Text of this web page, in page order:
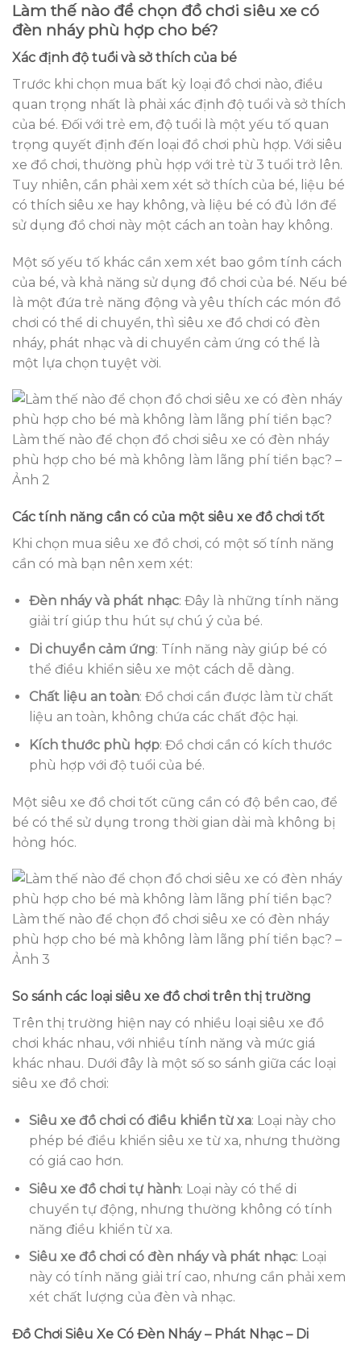
Làm thế nào để chọn đồ chơi siêu xe có
đèn nháy phù hợp cho bé?
Xác định độ tuổi và sở thích của bé
Trước khi chọn mua bất kỳ loại đồ chơi nào, điều
quan trọng nhất là phải xác định độ tuổi và sở thích
của bé. Đối với trẻ em, độ tuổi là một yếu tố quan
trọng quyết định đến loại đồ chơi phù hợp. Với siêu
xe đồ chơi, thường phù hợp với trẻ từ 3 tuổi trở lên.
Tuy nhiên, cần phải xem xét sở thích của bé, liệu bé
có thích siêu xe hay không, và liệu bé có đủ lớn để
sử dụng đồ chơi này một cách an toàn hay không.
Một số yếu tố khác cần xem xét bao gồm tính cách
của bé, và khả năng sử dụng đồ chơi của bé. Nếu bé
là một đứa trẻ năng động và yêu thích các món đồ
chơi có thể di chuyển, thì siêu xe đồ chơi có đèn
nháy, phát nhạc và di chuyển cảm ứng có thể là
một lựa chọn tuyệt vời.
Làm thế nào để chọn đồ chơi siêu xe có đèn nháy
phù hợp cho bé mà không làm lãng phí tiền bạc? –
Ảnh 2
Các tính năng cần có của một siêu xe đồ chơi tốt
Khi chọn mua siêu xe đồ chơi, có một số tính năng
cần có mà bạn nên xem xét:
Đèn nháy và phát nhạc: Đây là những tính năng
giải trí giúp thu hút sự chú ý của bé.
Di chuyển cảm ứng: Tính năng này giúp bé có
thể điều khiển siêu xe một cách dễ dàng.
Chất liệu an toàn: Đồ chơi cần được làm từ chất
liệu an toàn, không chứa các chất độc hại.
Kích thước phù hợp: Đồ chơi cần có kích thước
phù hợp với độ tuổi của bé.
Một siêu xe đồ chơi tốt cũng cần có độ bền cao, để
bé có thể sử dụng trong thời gian dài mà không bị
hỏng hóc.
Làm thế nào để chọn đồ chơi siêu xe có đèn nháy
phù hợp cho bé mà không làm lãng phí tiền bạc? –
Ảnh 3
So sánh các loại siêu xe đồ chơi trên thị trường
Trên thị trường hiện nay có nhiều loại siêu xe đồ
chơi khác nhau, với nhiều tính năng và mức giá
khác nhau. Dưới đây là một số so sánh giữa các loại
siêu xe đồ chơi:
Siêu xe đồ chơi có điều khiển từ xa: Loại này cho
phép bé điều khiển siêu xe từ xa, nhưng thường
có giá cao hơn.
Siêu xe đồ chơi tự hành: Loại này có thể di
chuyển tự động, nhưng thường không có tính
năng điều khiển từ xa.
Siêu xe đồ chơi có đèn nháy và phát nhạc: Loại
này có tính năng giải trí cao, nhưng cần phải xem
xét chất lượng của đèn và nhạc.
Đồ Chơi Siêu Xe Có Đèn Nháy – Phát Nhạc – Di